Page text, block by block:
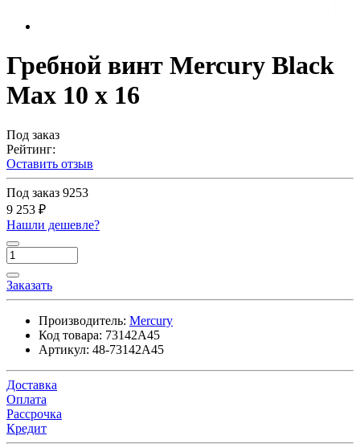
Гребной винт Mercury Black
Max 10 x 16
Под заказ
Рейтинг:
Оставить отзыв
Под заказ 9253
9 253 ₽
Нашли дешевле?
Заказать
Производитель: Mercury
Код товара: 73142A45
Артикул: 48-73142A45
Доставка
Оплата
Рассрочка
Кредит